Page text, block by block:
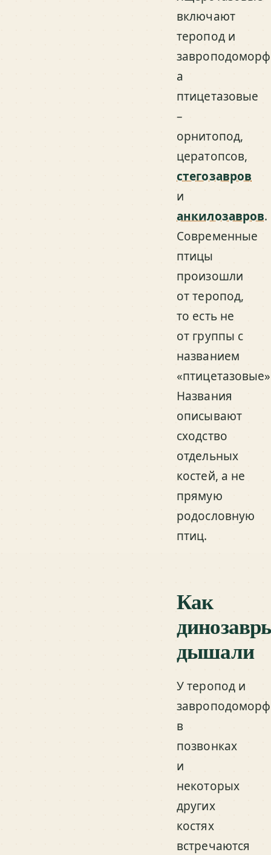
включают
теропод и
а
птицетазовые
–
орнитопод,
цератопсов,
стегозавров
и
анкилозавров.
Современные
птицы
произошли
от теропод,
то есть не
от группы с
названием
Названия
описывают
сходство
отдельных
костей, а не
прямую
родословную
птиц.
Как
дышали
У теропод и
в
позвонках
и
некоторых
других
костях
встречаются